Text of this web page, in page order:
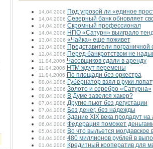
14.04.2006 Под угрозой ли «единое
14.04.2006 Северный банк обновляет
14.04.2006 Скромный профессионал
14.04.2006 НПО «Сатурн» выиграло
13.04.2006 «Чайка» еще поживет
12.04.2006 Представители
12.04.2006 Перед банкротством не
11.04.2006 Часовщиков сдали в аренду
11.04.2006 НТМ ждут перемены
11.04.2006 По площади без оркестра
08.04.2006 Губернатор взял в руки
08.04.2006 Золото и серебро «Сатурна»
08.04.2006 В Думе завелся хакер?
07.04.2006 Другие пьют без дегустации
07.04.2006 Без денег, без надежды
06.04.2006 Здание XIX века продадут на
06.04.2006 Федерация поможет
05.04.2006 Во что выльется молдавское
04.04.2006 480 миллионов рублей в
01.04.2006 Кредитный кооператив для